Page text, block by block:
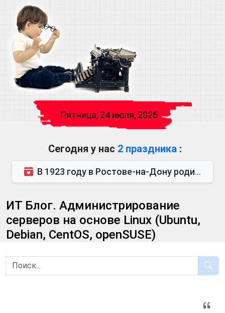
Пятница, 24 июля, 2026
Сегодня у нас 2 праздника :
В 1923 году в Ростове-на-Дону родился Виктор Михайлович Глушков. Под руководством Виктора Михайло...
ИТ Блог. Администрирование
серверов на основе Linux (Ubuntu,
Debian, CentOS, openSUSE)